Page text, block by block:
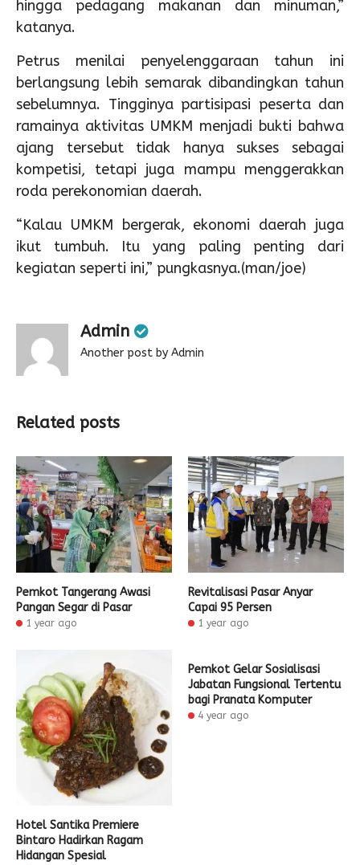
hingga pedagang makanan dan minuman,”
katanya.
Petrus menilai penyelenggaraan tahun ini
berlangsung lebih semarak dibandingkan tahun
sebelumnya. Tingginya partisipasi peserta dan
ramainya aktivitas UMKM menjadi bukti bahwa
ajang tersebut tidak hanya sukses sebagai
kompetisi, tetapi juga mampu menggerakkan
roda perekonomian daerah.
“Kalau UMKM bergerak, ekonomi daerah juga
ikut tumbuh. Itu yang paling penting dari
kegiatan seperti ini,” pungkasnya.(man/joe)
Admin
Another post by Admin
Related posts
Pemkot Tangerang Awasi
Pangan Segar di Pasar
1 year ago
Revitalisasi Pasar Anyar
Capai 95 Persen
1 year ago
Hotel Santika Premiere
Bintaro Hadirkan Ragam
Hidangan Spesial
Pemkot Gelar Sosialisasi
Jabatan Fungsional Tertentu
bagi Pranata Komputer
4 year ago